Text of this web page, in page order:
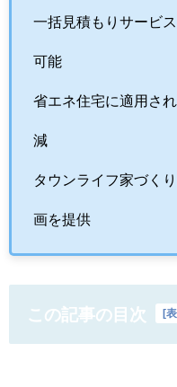
一括見積もりサービ
可能
省エネ住宅に適用さ
減
タウンライフ家づく
画を提供
この記事の目次 [